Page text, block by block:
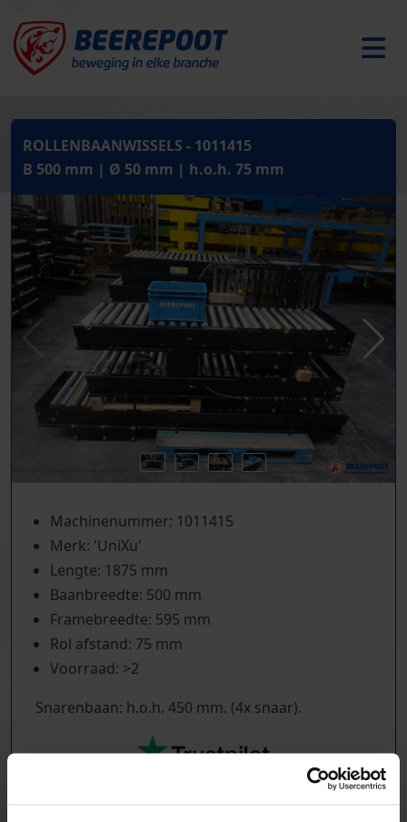
ROLLENBAANWISSELS - 1011415
B 500 mm | Ø 50 mm | h.o.h. 75 mm
Machinenummer: 1011415
Merk: 'UniXu'
Lengte: 1875 mm
Baanbreedte: 500 mm
Framebreedte: 595 mm
Rol afstand: 75 mm
Voorraad: >2
Snarenbaan: h.o.h. 450 mm. (4x snaar).